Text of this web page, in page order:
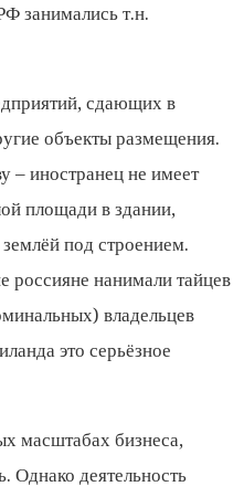
занимались т.н.
сдающих в
объекты размещения.
– иностранец не имеет
площади в здании,
под строением.
россияне нанимали тайцев
владельцев
это серьёзное
масштабах бизнеса,
Однако деятельность